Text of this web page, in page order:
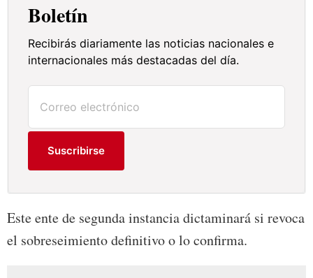
Boletín
Recibirás diariamente las noticias nacionales e
internacionales más destacadas del día.
Suscribirse
Este ente de segunda instancia dictaminará si revoca
el sobreseimiento definitivo o lo confirma.